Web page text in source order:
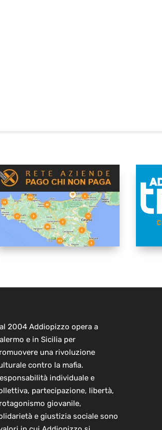
2004 Addiopizzo opera a
e in Sicilia per
una rivoluzione
contro la mafia.
individuale e
partecipazione, libertà,
giovanile,
e giustizia sociale sono